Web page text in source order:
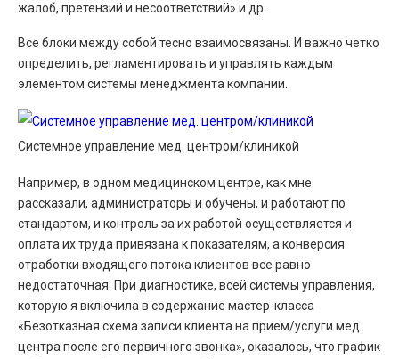
жалоб, претензий и несоответствий» и др.
Все блоки между собой тесно взаимосвязаны. И важно четко
определить, регламентировать и управлять каждым
элементом системы менеджмента компании.
Системное управление мед. центром/клиникой
Например, в одном медицинском центре, как мне
рассказали, администраторы и обучены, и работают по
стандартом, и контроль за их работой осуществляется и
оплата их труда привязана к показателям, а конверсия
отработки входящего потока клиентов все равно
недостаточная. При диагностике, всей системы управления,
которую я включила в содержание мастер-класса
«Безотказная схема записи клиента на прием/услуги мед.
центра после его первичного звонка», оказалось, что график